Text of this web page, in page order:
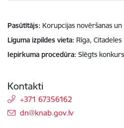
Pasūtītājs Korupcijas novēršanas
Līguma izpildes vieta Rīga, Citadeles
Iepirkuma procedūra Slēgts
Kontakti
+371 67356162
E-pasts:
dn@knab.gov.lv